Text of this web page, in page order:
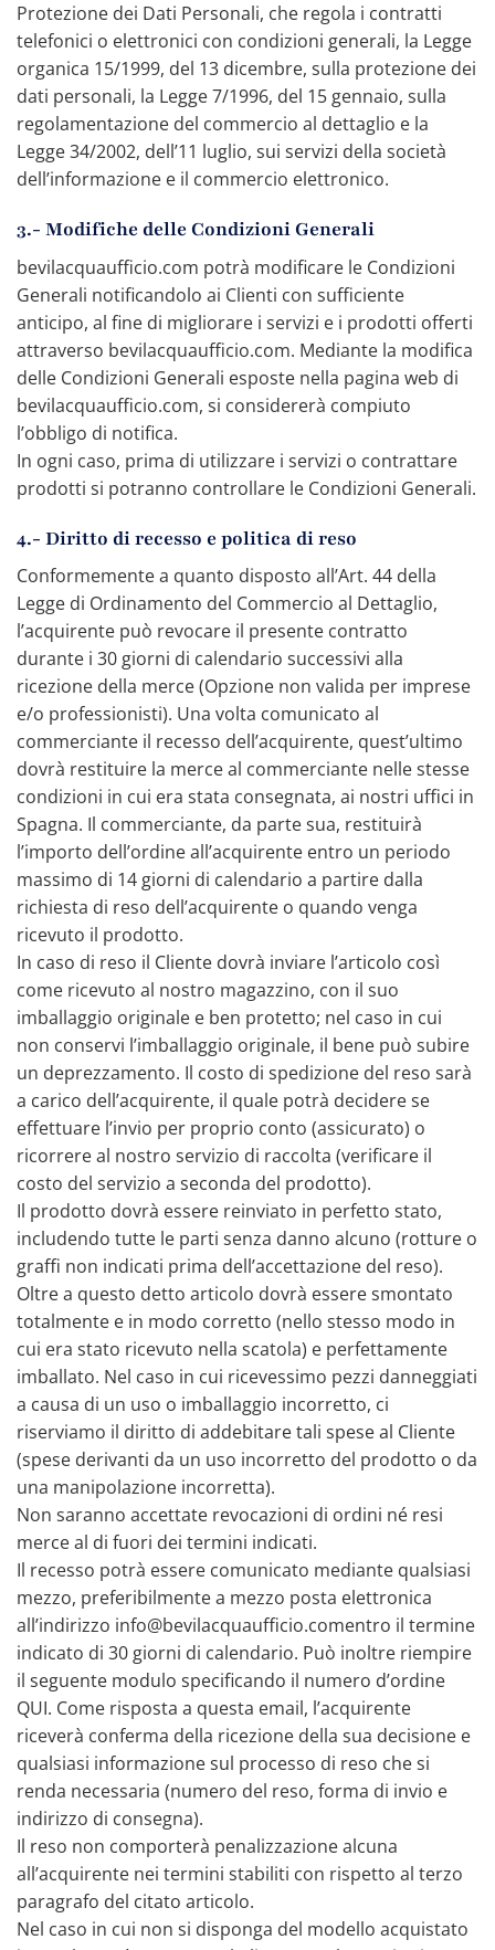
Protezione dei Dati Personali, che regola i contratti
telefonici o elettronici con condizioni generali, la Legge
organica 15/1999, del 13 dicembre, sulla protezione dei
dati personali, la Legge 7/1996, del 15 gennaio, sulla
regolamentazione del commercio al dettaglio e la
Legge 34/2002, dell’11 luglio, sui servizi della società
dell’informazione e il commercio elettronico.
3.- Modifiche delle Condizioni Generali
bevilacquaufficio.com potrà modificare le Condizioni
Generali notificandolo ai Clienti con sufficiente
anticipo, al fine di migliorare i servizi e i prodotti offerti
attraverso bevilacquaufficio.com. Mediante la modifica
delle Condizioni Generali esposte nella pagina web di
bevilacquaufficio.com, si considererà compiuto
l’obbligo di notifica.
In ogni caso, prima di utilizzare i servizi o contrattare
prodotti si potranno controllare le Condizioni Generali.
4.- Diritto di recesso e politica di reso
Conformemente a quanto disposto all’Art. 44 della
Legge di Ordinamento del Commercio al Dettaglio,
l’acquirente può revocare il presente contratto
durante i 30 giorni di calendario successivi alla
ricezione della merce (Opzione non valida per imprese
e/o professionisti). Una volta comunicato al
commerciante il recesso dell’acquirente, quest’ultimo
dovrà restituire la merce al commerciante nelle stesse
condizioni in cui era stata consegnata, ai nostri uffici in
Spagna. Il commerciante, da parte sua, restituirà
l’importo dell’ordine all’acquirente entro un periodo
massimo di 14 giorni di calendario a partire dalla
richiesta di reso dell’acquirente o quando venga
ricevuto il prodotto.
In caso di reso il Cliente dovrà inviare l’articolo così
come ricevuto al nostro magazzino, con il suo
imballaggio originale e ben protetto; nel caso in cui
non conservi l’imballaggio originale, il bene può subire
un deprezzamento. Il costo di spedizione del reso sarà
a carico dell’acquirente, il quale potrà decidere se
effettuare l’invio per proprio conto (assicurato) o
ricorrere al nostro servizio di raccolta (verificare il
costo del servizio a seconda del prodotto).
Il prodotto dovrà essere reinviato in perfetto stato,
includendo tutte le parti senza danno alcuno (rotture o
graffi non indicati prima dell’accettazione del reso).
Oltre a questo detto articolo dovrà essere smontato
totalmente e in modo corretto (nello stesso modo in
cui era stato ricevuto nella scatola) e perfettamente
imballato. Nel caso in cui ricevessimo pezzi danneggiati
a causa di un uso o imballaggio incorretto, ci
riserviamo il diritto di addebitare tali spese al Cliente
(spese derivanti da un uso incorretto del prodotto o da
una manipolazione incorretta).
Non saranno accettate revocazioni di ordini né resi
merce al di fuori dei termini indicati.
Il recesso potrà essere comunicato mediante qualsiasi
mezzo, preferibilmente a mezzo posta elettronica
all’indirizzo info@bevilacquaufficio.comentro il termine
indicato di 30 giorni di calendario. Può inoltre riempire
il seguente modulo specificando il numero d’ordine
QUI. Come risposta a questa email, l’acquirente
riceverà conferma della ricezione della sua decisione e
qualsiasi informazione sul processo di reso che si
renda necessaria (numero del reso, forma di invio e
indirizzo di consegna).
Il reso non comporterà penalizzazione alcuna
all’acquirente nei termini stabiliti con rispetto al terzo
paragrafo del citato articolo.
Nel caso in cui non si disponga del modello acquistato